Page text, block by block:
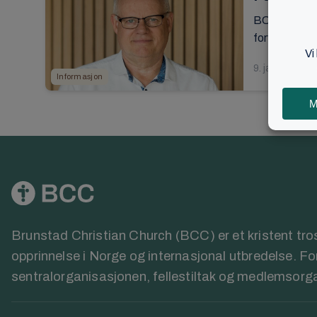
Informasjon
BCC har et
forventer
9. januar 2020
Brunstad Christian Church (BCC) er et kristent
opprinnelse i Norge og internasjonal utbredelse.
sentralorganisasjonen, fellestiltak og